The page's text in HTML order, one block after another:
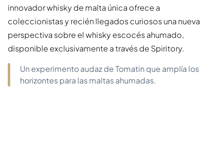
innovador whisky de malta única ofrece a
coleccionistas y recién llegados curiosos una nueva
perspectiva sobre el whisky escocés ahumado,
disponible exclusivamente a través de Spiritory.
Un experimento audaz de Tomatin que amplía los
horizontes para las maltas ahumadas.